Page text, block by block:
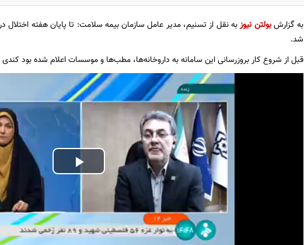
به گزارشبولتن نیوزبه نقل از تسنیم، مدیر عامل سازمان بیمه سلامت: تا پایان هفته اختلال
شد.
قبل از شروع کار بروزرسانی این سامانه به داروخانه‌ها، مطب‌ها و موسسات اعلام شده‌ بود
Play
Video